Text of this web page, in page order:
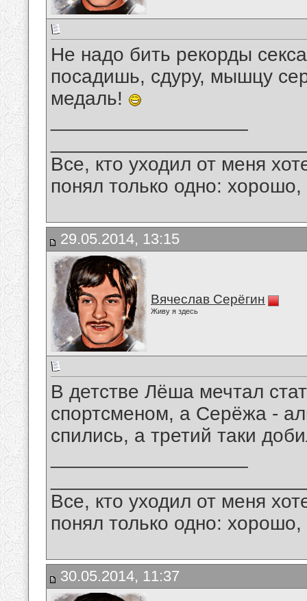
Не надо бить рекорды
посадишь, сдуру, мышцу
медаль!
Все, кто уходил от меня
понял только одно:
29.05.2014, 13:15
Вячеслав Серёгин
Живу я здесь
В детстве Лёша мечтал
спортсменом, а Серёжа -
спились, а третий таки
Все, кто уходил от меня
понял только одно:
30.05.2014, 11:37